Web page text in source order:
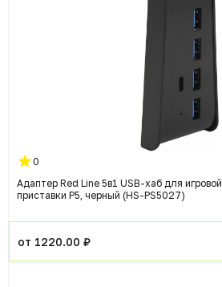
0
Адаптер Red Line 5в1 USB-хаб для игровой
приставки P5, черный (HS-PS5027)
от 1220.00 ₽